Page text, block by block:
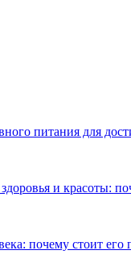
питания для
и красоты:
почему стоит его